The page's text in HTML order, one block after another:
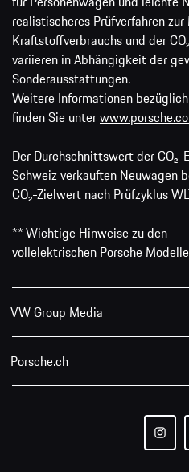
realistischeres Prüfverfahren
Kraftstoffverbrauchs und der
variieren in Abhängigkeit der
Sonderausstattungen.
Weitere Informationen
finden Sie unter
Der Durchschnittswert der
Schweiz verkauften Neuwagen
CO₂-Zielwert nach Prüfzyklus
** Wichtige Hinweise zu den
vollelektrischen Porsche
VW Group Media
Porsche.ch